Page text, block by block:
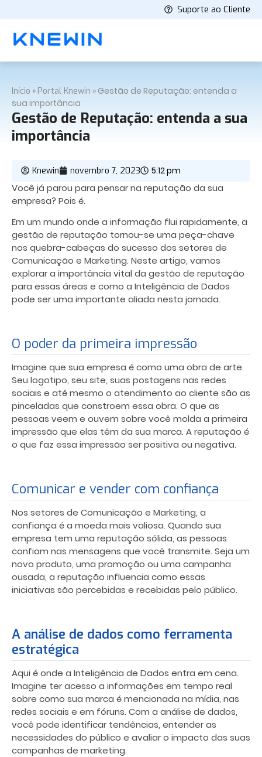
Suporte ao Cliente
Início » Portal Knewin » Gestão de Reputação: entenda a
sua importância
Gestão de Reputação: entenda a sua
importância
Knewin novembro 7, 2023 5:12 pm
Você já parou para pensar na reputação da sua
empresa? Pois é.
Em um mundo onde a informação flui rapidamente, a
gestão de reputação tornou-se uma peça-chave
nos quebra-cabeças do sucesso dos setores de
Comunicação e Marketing. Neste artigo, vamos
explorar a importância vital da gestão de reputação
para essas áreas e como a Inteligência de Dados
pode ser uma importante aliada nesta jornada.
O poder da primeira impressão
Imagine que sua empresa é como uma obra de arte.
Seu logotipo, seu site, suas postagens nas redes
sociais e até mesmo o atendimento ao cliente são as
pinceladas que constroem essa obra. O que as
pessoas veem e ouvem sobre você molda a primeira
impressão que elas têm da sua marca. A reputação é
o que faz essa impressão ser positiva ou negativa.
Comunicar e vender com confiança
Nos setores de Comunicação e Marketing, a
confiança é a moeda mais valiosa. Quando sua
empresa tem uma reputação sólida, as pessoas
confiam nas mensagens que você transmite. Seja um
novo produto, uma promoção ou uma campanha
ousada, a reputação influencia como essas
iniciativas são percebidas e recebidas pelo público.
A análise de dados como ferramenta
estratégica
Aqui é onde a Inteligência de Dados entra em cena.
Imagine ter acesso a informações em tempo real
sobre como sua marca é mencionada na mídia, nas
redes sociais e em fóruns. Com a análise de dados,
você pode identificar tendências, entender as
necessidades do público e avaliar o impacto das suas
campanhas de marketing.